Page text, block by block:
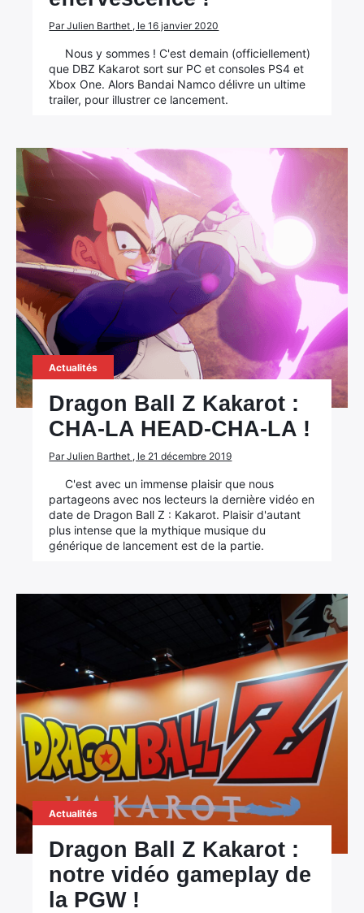
Par Julien Barthet , le 16 janvier 2020
Nous y sommes ! C'est demain (officiellement)
que DBZ Kakarot sort sur PC et consoles PS4 et
Xbox One. Alors Bandai Namco délivre un ultime
trailer, pour illustrer ce lancement.
Actualités
Dragon Ball Z Kakarot :
CHA-LA HEAD-CHA-LA !
Par Julien Barthet , le 21 décembre 2019
C'est avec un immense plaisir que nous
partageons avec nos lecteurs la dernière vidéo en
date de Dragon Ball Z : Kakarot. Plaisir d'autant
plus intense que la mythique musique du
générique de lancement est de la partie.
Actualités
Dragon Ball Z Kakarot :
notre vidéo gameplay de
la PGW !